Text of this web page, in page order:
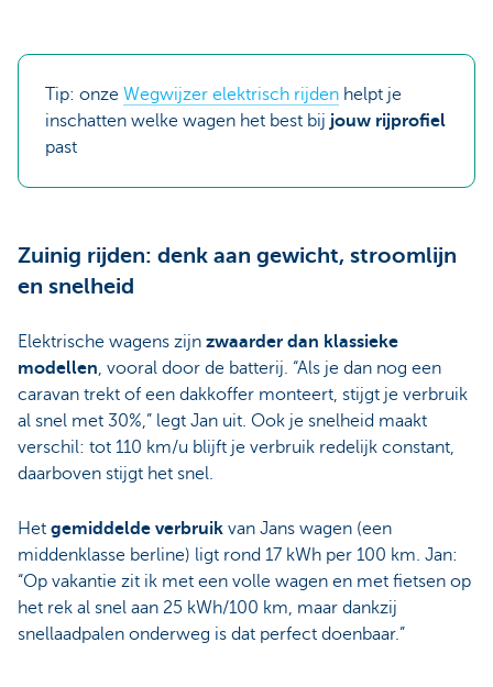
Tip: onze Wegwijzer elektrisch rijden helpt je
inschatten welke wagen het best bij jouw rijprofiel
past
Zuinig rijden: denk aan gewicht, stroomlijn
en snelheid
Elektrische wagens zijn zwaarder dan klassieke
modellen, vooral door de batterij. “Als je dan nog een
caravan trekt of een dakkoffer monteert, stijgt je verbruik
al snel met 30%,” legt Jan uit. Ook je snelheid maakt
verschil: tot 110 km/u blijft je verbruik redelijk constant,
daarboven stijgt het snel.
Het gemiddelde verbruik van Jans wagen (een
middenklasse berline) ligt rond 17 kWh per 100 km. Jan:
“Op vakantie zit ik met een volle wagen en met fietsen op
het rek al snel aan 25 kWh/100 km, maar dankzij
snellaadpalen onderweg is dat perfect doenbaar.”